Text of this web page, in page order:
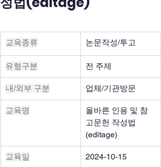
교육종류 논문작성/투고
유형구분 전 주제
내/외부 구분 업체/기관방문
교육명
올바른 인용 및 참
고문헌 작성법
(editage)
교육일 2024-10-15